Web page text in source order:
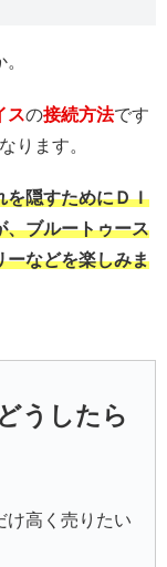
スの接続方法です
ります。
を隠すためにＤＩ
、ブルートゥース
ーなどを楽しみま
うしたら
け高く売りたい